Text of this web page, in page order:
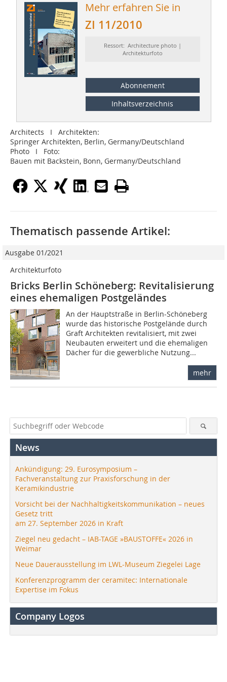
Mehr erfahren Sie in
ZI 11/2010
Ressort: Architecture photo |
Architekturfoto
Abonnement
Inhaltsverzeichnis
Architects I Architekten:
Springer Architekten, Berlin, ­Germany/Deutschland
Photo I Foto:
Bauen mit Backstein, Bonn, ­Germany/Deutschland
Thematisch passende Artikel:
Ausgabe 01/2021
Architekturfoto
Bricks Berlin Schöneberg: Revitalisierung
eines ehemaligen Postgeländes
An der Hauptstraße in Berlin-Schöneberg
wurde das historische Postgelände durch
Graft Architekten revitalisiert, mit zwei
Neubauten erweitert und die ehemaligen
Dächer für die gewerbliche Nutzung...
mehr
News
Ankündigung: 29. Eurosymposium –
Fachveranstaltung zur Praxisforschung in der
Keramikindustrie
Vorsicht bei der Nachhaltigkeitskommunikation – neues
Gesetz tritt
am 27. September 2026 in Kraft
Ziegel neu gedacht – IAB-TAGE »BAUSTOFFE« 2026 in
Weimar
Neue Dauerausstellung im LWL-Museum Ziegelei Lage
Konferenzprogramm der ceramitec: Internationale
Expertise im Fokus
Company Logos